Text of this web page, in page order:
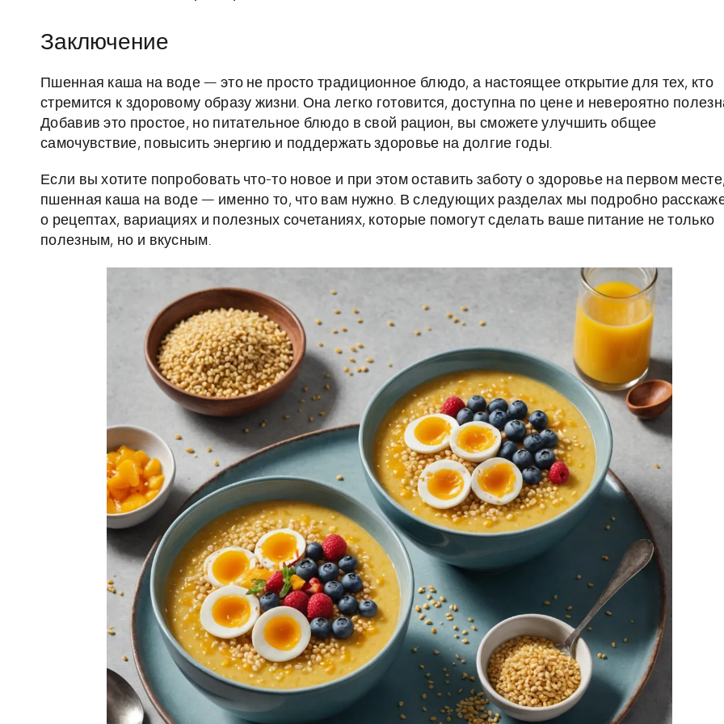
Заключение
Пшенная каша на воде — это не просто традиционное блюдо, а настоящее открытие для тех, кто
стремится к здоровому образу жизни. Она легко готовится, доступна по цене и невероятно
Добавив это простое, но питательное блюдо в свой рацион, вы сможете улучшить общее
самочувствие, повысить энергию и поддержать здоровье на долгие годы.
Если вы хотите попробовать что-то новое и при этом оставить заботу о здоровье на первом месте,
пшенная каша на воде — именно то, что вам нужно. В следующих разделах мы подробно
о рецептах, вариациях и полезных сочетаниях, которые помогут сделать ваше питание не только
полезным, но и вкусным.